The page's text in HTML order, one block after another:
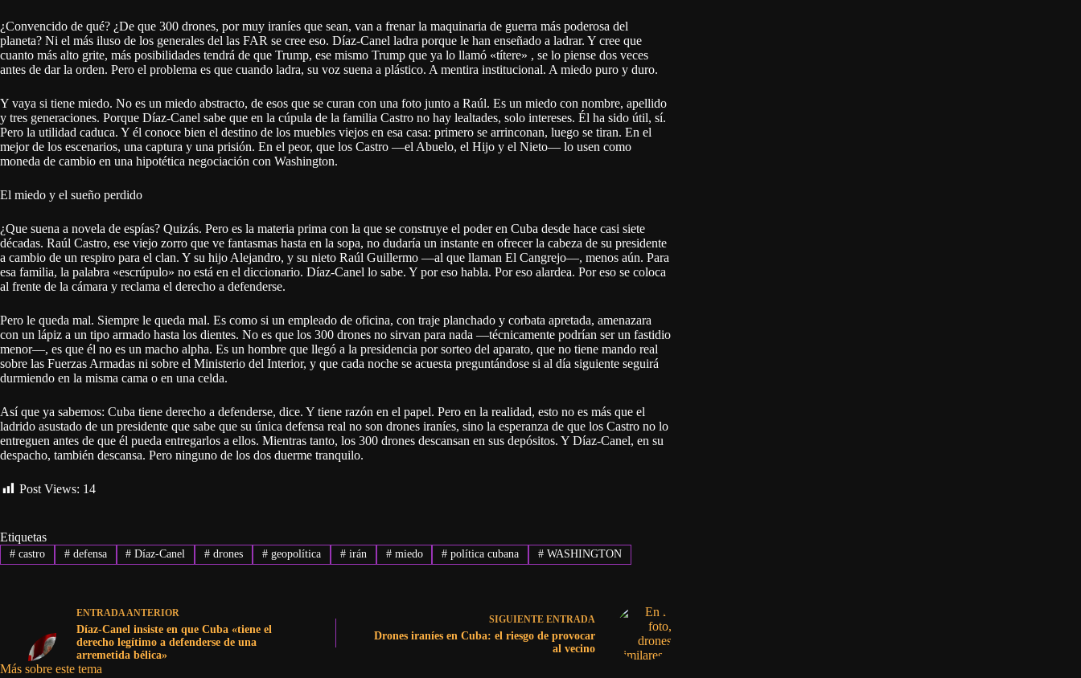
¿Convencido de qué? ¿De que 300 drones, por muy iraníes que sean, van a frenar la maquinaria de guerra más poderosa del
planeta? Ni el más iluso de los generales del las FAR se cree eso. Díaz-Canel ladra porque le han enseñado a ladrar. Y cree que
cuanto más alto grite, más posibilidades tendrá de que Trump, ese mismo Trump que ya lo llamó «títere» , se lo piense dos veces
antes de dar la orden. Pero el problema es que cuando ladra, su voz suena a plástico. A mentira institucional. A miedo puro y duro.
Y vaya si tiene miedo. No es un miedo abstracto, de esos que se curan con una foto junto a Raúl. Es un miedo con nombre, apellido
y tres generaciones. Porque Díaz-Canel sabe que en la cúpula de la familia Castro no hay lealtades, solo intereses. Él ha sido útil, sí.
Pero la utilidad caduca. Y él conoce bien el destino de los muebles viejos en esa casa: primero se arrinconan, luego se tiran. En el
mejor de los escenarios, una captura y una prisión. En el peor, que los Castro —el Abuelo, el Hijo y el Nieto— lo usen como
moneda de cambio en una hipotética negociación con Washington.
El miedo y el sueño perdido
¿Que suena a novela de espías? Quizás. Pero es la materia prima con la que se construye el poder en Cuba desde hace casi siete
décadas. Raúl Castro, ese viejo zorro que ve fantasmas hasta en la sopa, no dudaría un instante en ofrecer la cabeza de su presidente
a cambio de un respiro para el clan. Y su hijo Alejandro, y su nieto Raúl Guillermo —al que llaman El Cangrejo—, menos aún. Para
esa familia, la palabra «escrúpulo» no está en el diccionario. Díaz-Canel lo sabe. Y por eso habla. Por eso alardea. Por eso se coloca
al frente de la cámara y reclama el derecho a defenderse.
Pero le queda mal. Siempre le queda mal. Es como si un empleado de oficina, con traje planchado y corbata apretada, amenazara
con un lápiz a un tipo armado hasta los dientes. No es que los 300 drones no sirvan para nada —técnicamente podrían ser un fastidio
menor—, es que él no es un macho alpha. Es un hombre que llegó a la presidencia por sorteo del aparato, que no tiene mando real
sobre las Fuerzas Armadas ni sobre el Ministerio del Interior, y que cada noche se acuesta preguntándose si al día siguiente seguirá
durmiendo en la misma cama o en una celda.
Así que ya sabemos: Cuba tiene derecho a defenderse, dice. Y tiene razón en el papel. Pero en la realidad, esto no es más que el
ladrido asustado de un presidente que sabe que su única defensa real no son drones iraníes, sino la esperanza de que los Castro no lo
entreguen antes de que él pueda entregarlos a ellos. Mientras tanto, los 300 drones descansan en sus depósitos. Y Díaz-Canel, en su
despacho, también descansa. Pero ninguno de los dos duerme tranquilo.
Post Views: 14
Etiquetas
#castro #defensa # Díaz-Canel # drones # geopolítica #irán #miedo # política cubana # WASHINGTON
ENTRADA ANTERIOR
Díaz-Canel insiste en que Cuba «tiene el
derecho legítimo a defenderse de una
arremetida bélica»
SIGUIENTE ENTRADA
Drones iraníes en Cuba: el riesgo de provocar
al vecino
Más sobre este tema